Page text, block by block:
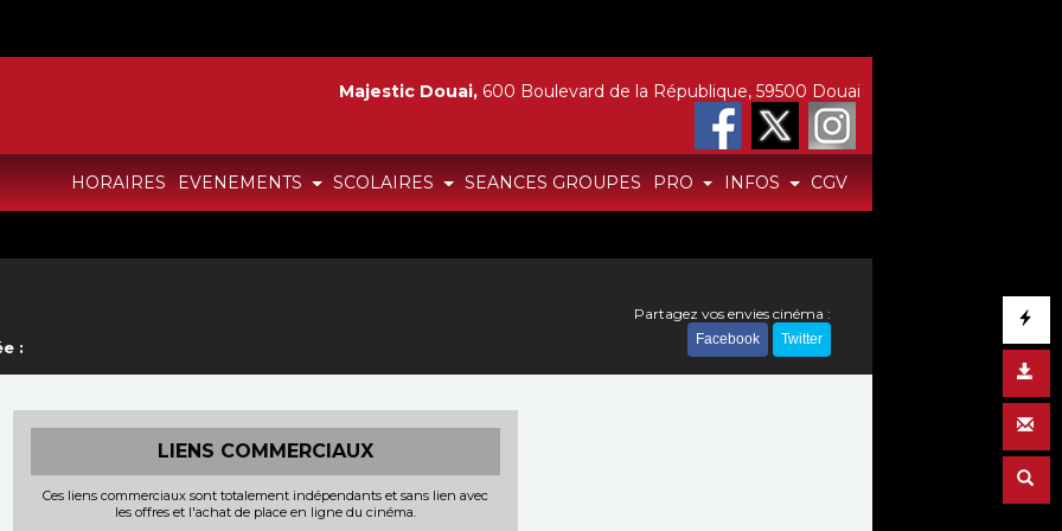
HORAIRES EVENEMENTS SCOLAIRES SEANCES GROUPES PRO INFOS CGV
Majestic Douai, 600 Boulevard de la République, 59500 Douai
:
Partagez vos envies cinéma :
Facebook Twitter
LIENS COMMERCIAUX
Ces liens commerciaux sont totalement indépendants et sans lien avec
les offres et l'achat de place en ligne du cinéma.